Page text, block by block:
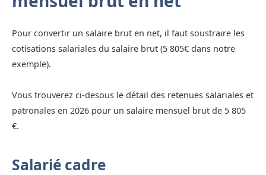
Pour convertir un salaire brut en net, il faut soustraire les
cotisations salariales du salaire brut (5 805€ dans notre
exemple).
Vous trouverez ci-desous le détail des retenues salariales et
patronales en 2026 pour un salaire mensuel brut de 5 805
€.
Salarié cadre